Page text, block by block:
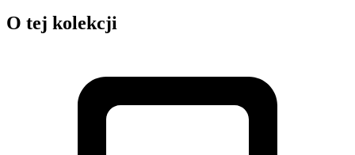
O tej kolekcji